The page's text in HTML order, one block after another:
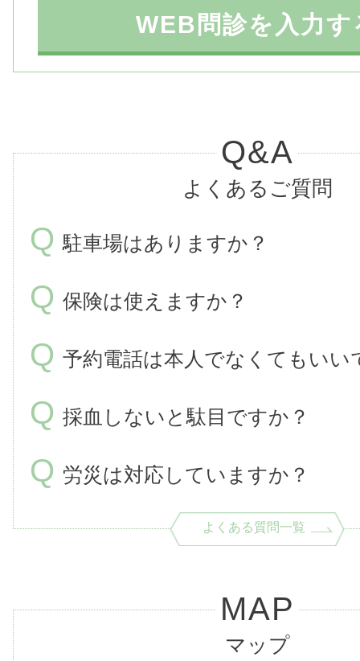
WEB問診を入力す
Q&A
よくあるご質問
Q 駐車場はありますか？
Q 保険は使えますか？
Q 予約電話は本人でなくてもいい
Q 採血しないと駄目ですか？
Q 労災は対応していますか？
よくある質問一覧
MAP
マップ